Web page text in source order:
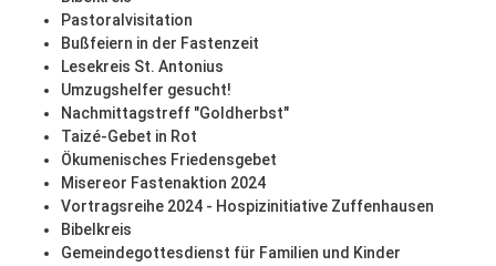
Pastoralvisitation
Bußfeiern in der Fastenzeit
Lesekreis St. Antonius
Umzugshelfer gesucht!
Nachmittagstreff "Goldherbst"
Taizé-Gebet in Rot
Ökumenisches Friedensgebet
Misereor Fastenaktion 2024
Vortragsreihe 2024 - Hospizinitiative Zuffenhausen
Bibelkreis
Gemeindegottesdienst für Familien und Kinder